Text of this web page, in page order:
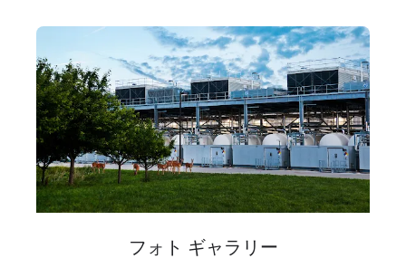
フォト ギャラリー